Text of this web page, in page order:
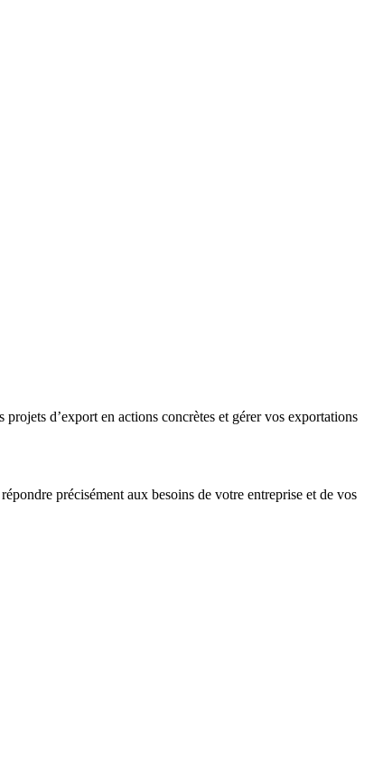
d’export en actions concrètes et gérer vos exportations
précisément aux besoins de votre entreprise et de vos